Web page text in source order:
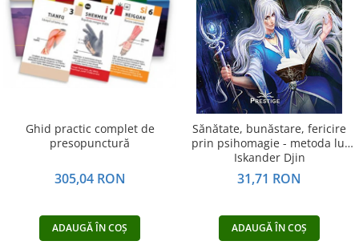
Ghid practic complet de
presopunctură
305,04 RON
ADAUGĂ ÎN COȘ
Sănătate, bunăstare, fericire
prin psihomagie - metoda lui
Iskander Djin
31,71 RON
ADAUGĂ ÎN COȘ